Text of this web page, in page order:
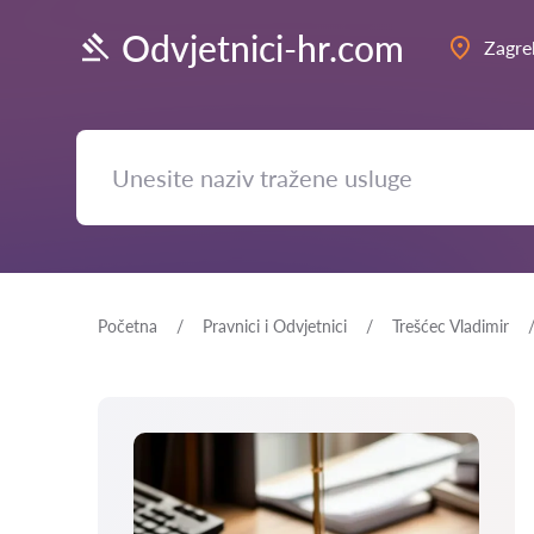
Odvjetnici-hr.com
Početna Pravnici i Odvjetnici Trešćec Vladimir